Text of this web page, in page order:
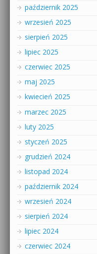
październik 2025
wrzesień 2025
sierpień 2025
lipiec 2025
czerwiec 2025
maj 2025
kwiecień 2025
marzec 2025
luty 2025
styczeń 2025
grudzień 2024
listopad 2024
październik 2024
wrzesień 2024
sierpień 2024
lipiec 2024
czerwiec 2024